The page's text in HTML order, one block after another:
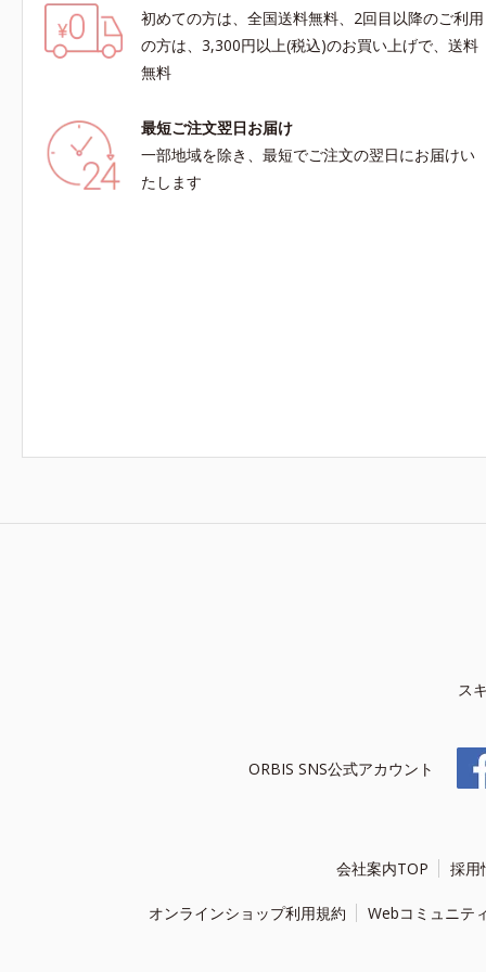
初めての方は、全国送料無料、2回目以降のご利用
の方は、3,300円以上(税込)のお買い上げで、送料
無料
最短ご注文翌日お届け
一部地域を除き、最短でご注文の翌日にお届けい
たします
ス
ORBIS SNS公式アカウント
会社案内TOP 採用
オンラインショップ利用規約 Webコミュニテ